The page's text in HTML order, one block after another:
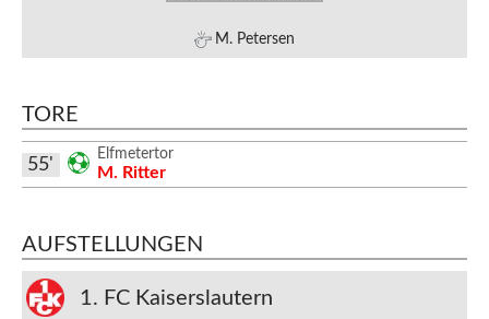
M. Petersen
TORE
Elfmetertor
M. Ritter
55'
AUFSTELLUNGEN
1. FC Kaiserslautern